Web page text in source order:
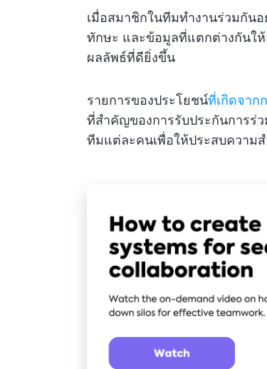
เมื่อสมาชิกในทีมทำงานร่วมกัน
ทักษะ และข้อมูลที่แตกต่างกันใ
ผลลัพธ์ที่ดียิ่งขึ้น
รายการของประโยชน์ที่เกิดจาก
ที่สำคัญของการรับประกันการร่
ทีมแต่ละคนเพื่อให้ประสบความส